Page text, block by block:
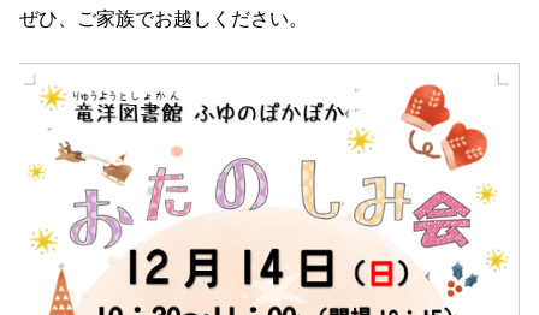
ぜひ、ご家族でお越しください。